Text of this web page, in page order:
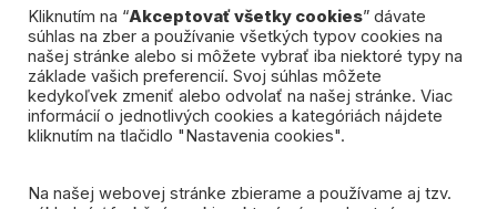
Prihláste sa k odberu
nášho newslettra
Mám záujem
Kliknutím na “Akceptovať všetky cookies” dávate
súhlas na zber a používanie všetkých typov cookies na
našej stránke alebo si môžete vybrať iba niektoré typy na
základe vašich preferencií. Svoj súhlas môžete
kedykoľvek zmeniť alebo odvolať na našej stránke. Viac
informácií o jednotlivých cookies a kategóriách nájdete
kliknutím na tlačidlo "Nastavenia cookies".
Na našej webovej stránke zbierame a používame aj tzv.